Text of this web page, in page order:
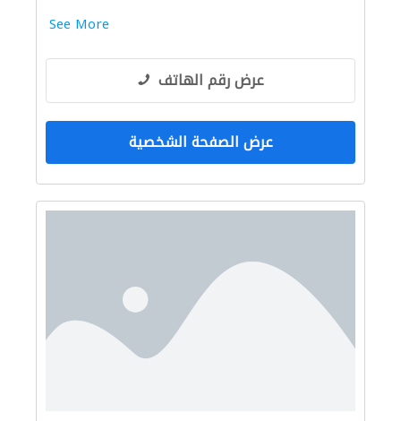
See More
عرض رقم الهاتف
عرض الصفحة الشخصية